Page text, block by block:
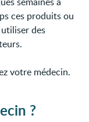
ces produits ou
des
votre médecin.
?